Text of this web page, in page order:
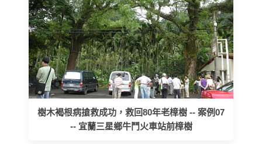
樹木褐根病搶救成功，救回80年老樟樹 -- 案例07
-- 宜蘭三星鄉牛鬥火車站前樟樹